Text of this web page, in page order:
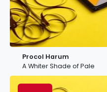
Procol Harum
A Whiter Shade of Pale